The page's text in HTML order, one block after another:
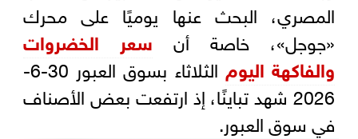
المصري، البحث عنها يوميًا على محرك
«جوجل»، خاصة أن سعر الخضروات
والفاكهة اليوم
الثلاثاء بسوق العبور 30-6-
2026 شهد تباينًا، إذ ارتفعت بعض الأصناف
في سوق العبور.